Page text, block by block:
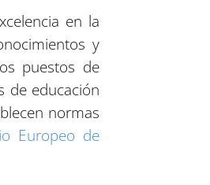
en la
y
puestos de
de educación
normas
Europeo de